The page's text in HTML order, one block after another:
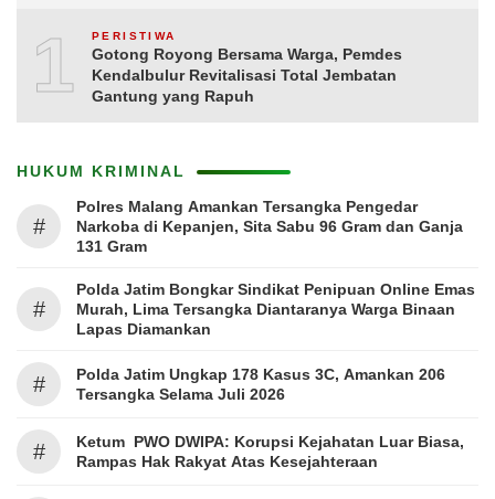
10PERISTIWA
Gotong Royong Bersama Warga, Pemdes
Kendalbulur Revitalisasi Total Jembatan
Gantung yang Rapuh
HUKUM KRIMINAL
#
Polres Malang Amankan Tersangka Pengedar
Narkoba di Kepanjen, Sita Sabu 96 Gram dan Ganja
131 Gram
#
Polda Jatim Bongkar Sindikat Penipuan Online Emas
Murah, Lima Tersangka Diantaranya Warga Binaan
Lapas Diamankan
#
Polda Jatim Ungkap 178 Kasus 3C, Amankan 206
Tersangka Selama Juli 2026
#
Ketum PWO DWIPA: Korupsi Kejahatan Luar Biasa,
Rampas Hak Rakyat Atas Kesejahteraan